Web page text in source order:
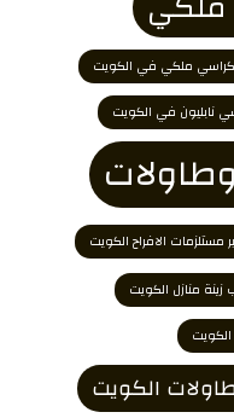
كراسي ملكي في الكويت
نابليون في الكويت
مستلزمات الافراح الكويت
زينة منازل الكويت
الكويت